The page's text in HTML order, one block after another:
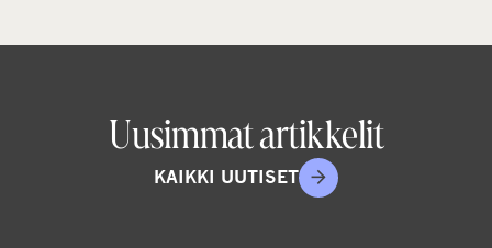
Uusimmat artikkelit
KAIKKI UUTISET